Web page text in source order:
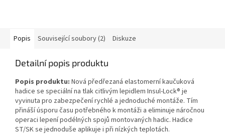
Popis Související soubory (2) Diskuze
Detailní popis produktu
Popis produktu: Nová předřezaná elastomerní kaučuková
hadice se speciální na tlak citlivým lepidlem Insul-Lock® je
vyvinuta pro zabezpečení rychlé a jednoduché montáže. Tím
přináší úsporu času potřebného k montáži a eliminuje náročnou
operaci lepení podélných spojů montovaných hadic. Hadice
ST/SK se jednoduše aplikuje i při nízkých teplotách.